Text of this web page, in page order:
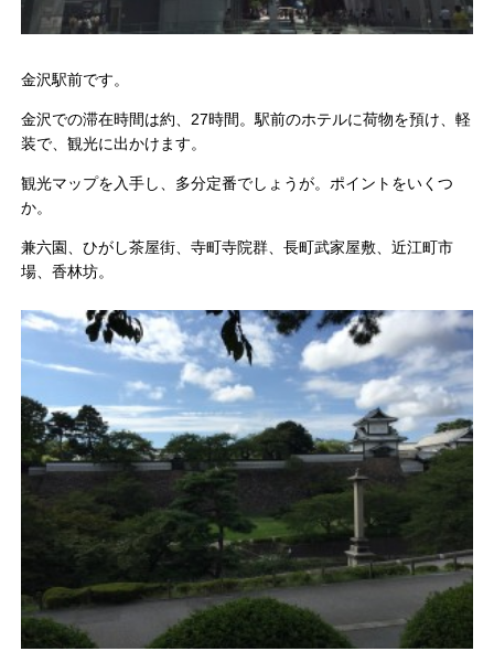
金沢駅前です。
金沢での滞在時間は約、27時間。駅前のホテルに荷物を預け、軽
装で、観光に出かけます。
観光マップを入手し、多分定番でしょうが。ポイントをいくつ
か。
兼六園、ひがし茶屋街、寺町寺院群、長町武家屋敷、近江町市
場、香林坊。